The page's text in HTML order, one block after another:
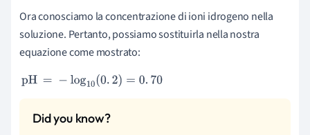
Ora conosciamo la concentrazione di ioni idrogeno nella
soluzione. Pertanto, possiamo sostituirla nella nostra
equazione come mostrato:
pH= log 10( 0.2)=0.70